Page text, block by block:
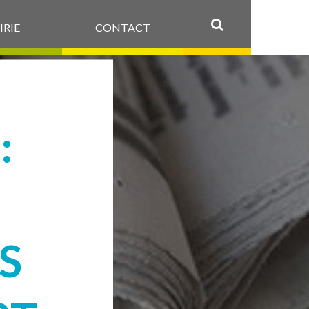
CONTACT